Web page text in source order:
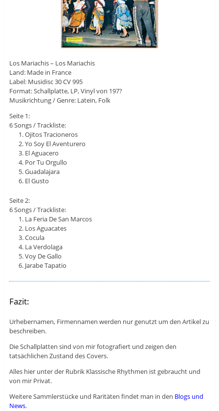
Los Mariachis – Los Mariachis
Land: Made in France
Label: Musidisc 30 CV 995
Format: Schallplatte, LP, Vinyl von 197?
Musikrichtung / Genre: Latein, Folk
Seite 1:
6 Songs / Trackliste:
Ojitos Tracioneros
Yo Soy El Aventurero
El Aguacero
Por Tu Orgullo
Guadalajara
El Gusto
Seite 2:
6 Songs / Trackliste:
La Feria De San Marcos
Los Aguacates
Cocula
La Verdolaga
Voy De Gallo
Jarabe Tapatio
Fazit:
Urhebernamen, Firmennamen werden nur genutzt um den Artikel zu
beschreiben.
Die Schallplatten sind von mir fotografiert und zeigen den
tatsächlichen Zustand des Covers.
Alles hier unter der Rubrik Klassische Rhythmen ist gebraucht und
von mir Privat.
Weitere Sammlerstücke und Raritäten findet man in den Blogs und
News.